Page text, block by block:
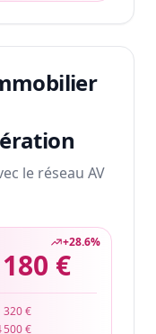
le réseau AV
+28.6%
€
320 €
500 €